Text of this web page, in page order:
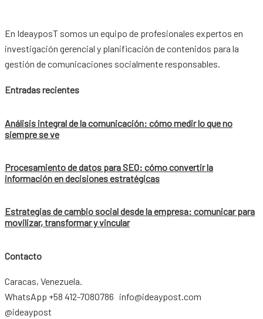
En IdeayposT somos un equipo de profesionales expertos en
investigación gerencial y planificación de contenidos para la
gestión de comunicaciones socialmente responsables.
Entradas recientes
Análisis integral de la comunicación: cómo medir lo que no
siempre se ve
Procesamiento de datos para SEO: cómo convertir la
información en decisiones estratégicas
Estrategias de cambio social desde la empresa: comunicar para
movilizar, transformar y vincular
Contacto
Caracas, Venezuela.
WhatsApp +58 412-7080786 info@ideaypost.com
@ideaypost